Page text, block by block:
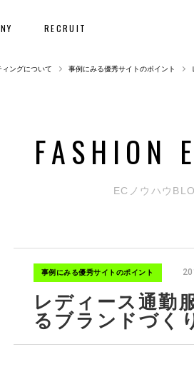
RECRUIT
ングについて 事例にみる優秀サイトのポイント
FASH I O N E
ECノウハウ
事例にみる優秀サイトのポイント
レディース通勤
るブランドづく